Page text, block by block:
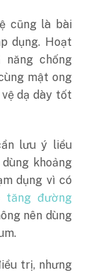
cũng là bài
dụng. Hoạt
chống
mật ong
dạ dày tốt
lưu ý liều
khoảng
dụng vì có
tăng đường
nên dùng
trị, nhưng